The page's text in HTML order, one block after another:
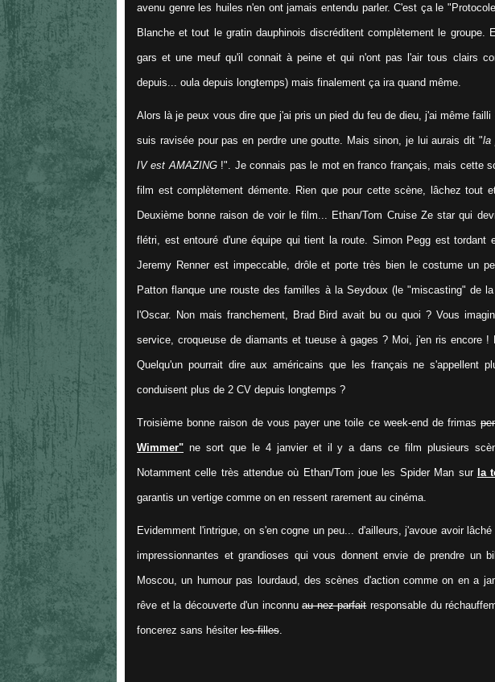
avenu genre les huiles n'en ont jamais entendu parler. C'est ça le
Blanche et tout le gratin dauphinois discréditent complètement le groupe.
gars et une meuf qu'il connait à peine et qui n'ont pas l'air tous clairs
depuis... oula depuis longtemps) mais finalement ça ira quand même.
Alors là je peux vous dire que j'ai pris un pied du feu de dieu, j'ai même
suis ravisée pour pas en perdre une goutte. Mais sinon, je lui aurais dit "la
IV est AMAZING!". Je connais pas le mot en franco français, mais cette
film est complètement démente. Rien que pour cette scène, lâchez tout
Deuxième bonne raison de voir le film... Ethan/Tom Cruise Ze star qui
flétri, est entouré d'une équipe qui tient la route. Simon Pegg est tordant
Jeremy Renner est impeccable, drôle et porte très bien le costume un
Patton flanque une rouste des familles à la Seydoux (le "miscasting" de
l'Oscar. Non mais franchement, Brad Bird avait bu ou quoi ? Vous
service, croqueuse de diamants et tueuse à gages ? Moi, j'en ris encore !
Quelqu'un pourrait dire aux américains que les français ne s'appellent
conduisent plus de 2 CV depuis longtemps ?
Troisième bonne raison de vous payer une toile ce week-end de frimas
Wimmer" ne sort que le 4 janvier et il y a dans ce film plusieurs
Notamment celle très attendue où Ethan/Tom joue les Spider Man sur la
garantis un vertige comme on en ressent rarement au cinéma.
Evidemment l'intrigue, on s'en cogne un peu... d'ailleurs, j'avoue avoir
impressionnantes et grandioses qui vous donnent envie de prendre un
Moscou, un humour pas lourdaud, des scènes d'action comme on en a
rêve et la découverte d'un inconnuau nez parfaitresponsable du
foncerez sans hésiter les filles